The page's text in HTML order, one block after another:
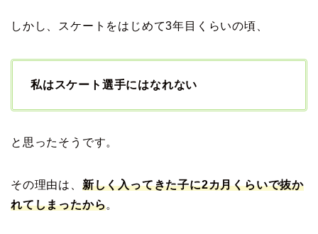
しかし、スケートをはじめて3年目くらいの頃、
私はスケート選手にはなれない
と思ったそうです。
その理由は、 新しく入ってきた子に2カ月くらいで抜か
れてしまったから。